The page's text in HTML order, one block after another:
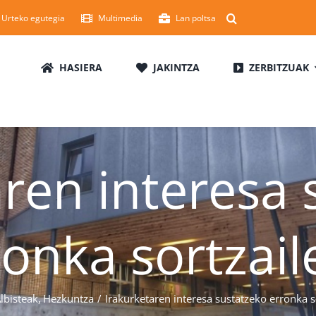
Urteko egutegia Multimedia Lan poltsa
HASIERA JAKINTZA ZERBITZUAK
interesa
Hezkuntza Irakurketaren interesa sustatzeko erronka